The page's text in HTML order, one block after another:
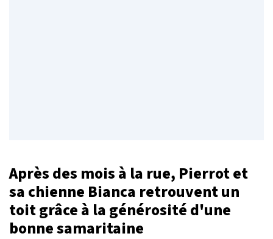
Après des mois à la rue, Pierrot et
sa chienne Bianca retrouvent un
toit grâce à la générosité d'une
bonne samaritaine